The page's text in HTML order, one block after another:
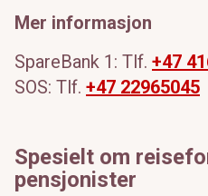
Mer informasjon
SpareBank 1: Tlf. +47
SOS: Tlf. +47 22965045
Spesielt om
pensjonister